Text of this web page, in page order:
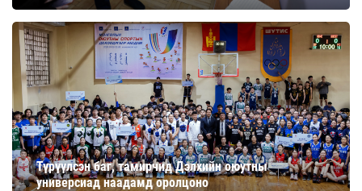
Түрүүлсэн баг, тамирчид Дэлхийн оюутны
универсиад наадамд оролцоно